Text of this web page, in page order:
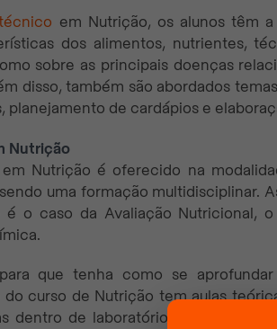
em Nutrição, os alunos têm
dos alimentos, nutrientes,
sobre as principais doenças
disso, também são abordados
planejamento de cardápios e
Nutrição
Nutrição é oferecido na
uma formação multidisciplinar.
o caso da Avaliação Nutricional,
que tenha como se
do curso de Nutrição tem aulas
dentro de laboratório. Vale